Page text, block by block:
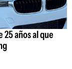
años al que